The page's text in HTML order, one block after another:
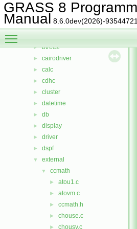
GRASS 8
Manual 8.6.0dev(2026)-
▼ lib
► arraystats
► bitmap
► btree2
► cairodriver
► calc
► cdhc
► cluster
► datetime
► db
► display
► driver
► dspf
▼ external
▼ ccmath
► atou1.c
► atovm.c
► ccmath.h
► chouse.c
► chousv.c